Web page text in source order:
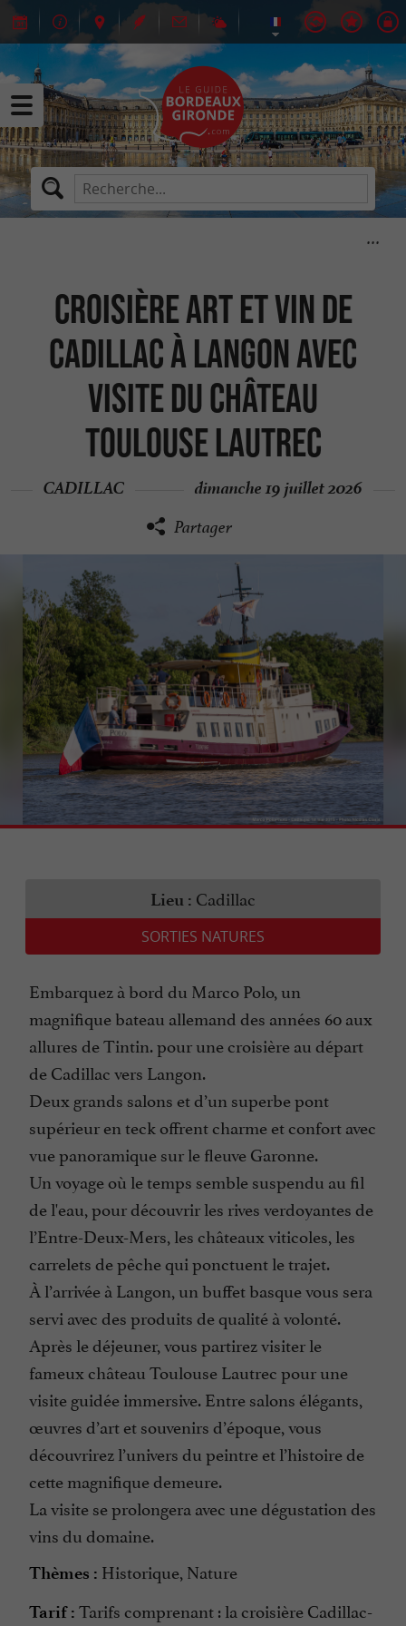
Croisière Art et Vin de
Cadillac à Langon avec
visite du Château
Toulouse Lautrec
CADILLAC dimanche 19 juillet 2026
Partager
Lieu : Cadillac
SORTIES NATURES
Embarquez à bord du Marco Polo, un
magnifique bateau allemand des années 60 aux
allures de Tintin. pour une croisière au départ
de Cadillac vers Langon.
Deux grands salons et d’un superbe pont
supérieur en teck offrent charme et confort avec
vue panoramique sur le fleuve Garonne.
Un voyage où le temps semble suspendu au fil
de l'eau, pour découvrir les rives verdoyantes de
l’Entre-Deux-Mers, les châteaux viticoles, les
carrelets de pêche qui ponctuent le trajet.
À l’arrivée à Langon, un buffet basque vous sera
servi avec des produits de qualité à volonté.
Après le déjeuner, vous partirez visiter le
fameux château Toulouse Lautrec pour une
visite guidée immersive. Entre salons élégants,
œuvres d’art et souvenirs d’époque, vous
découvrirez l’univers du peintre et l’histoire de
cette magnifique demeure.
La visite se prolongera avec une dégustation des
vins du domaine.
Thèmes : Historique, Nature
Tarif : Tarifs comprenant : la croisière Cadillac-